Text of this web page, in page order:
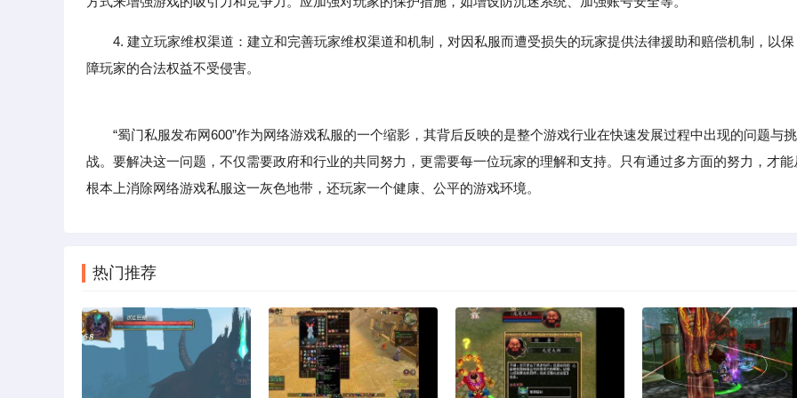
4. 建立玩家维权渠道：建立和完善玩家维权渠道和机制，对因私服而遭受损失的玩家提供法律援助和赔偿机制，以保
障玩家的合法权益不受侵害。
“蜀门私服发布网600”作为网络游戏私服的一个缩影，其背后反映的是整个游戏行业在快速发展过程中出现的问题与挑
战。要解决这一问题，不仅需要政府和行业的共同努力，更需要每一位玩家的理解和支持。只有通过多方面的努力，才能
根本上消除网络游戏私服这一灰色地带，还玩家一个健康、公平的游戏环境。
热门推荐